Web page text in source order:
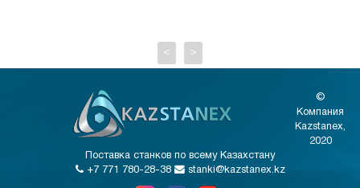
< >
©
Компания
Kazstanex,
2020
Поставка станков по всему Казахстану
+7 771 780-28-38
stanki@kazstanex.kz